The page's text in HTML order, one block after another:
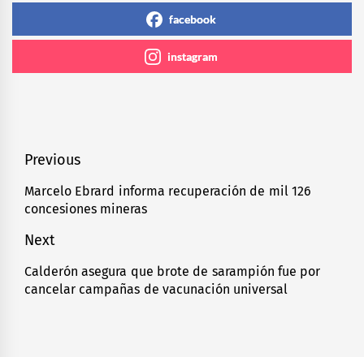
facebook
instagram
Navegación
de
entradas
Previous
Previous
post:
Marcelo Ebrard informa recuperación de mil 126
concesiones mineras
Next
Next
post:
Calderón asegura que brote de sarampión fue por
cancelar campañas de vacunación universal